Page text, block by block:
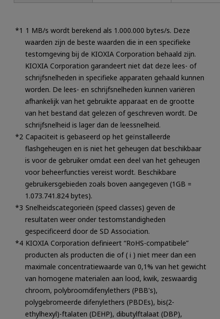
1 MB/s wordt berekend als 1.000.000 bytes/s. Deze
waarden zijn de beste waarden die in een specifieke
testomgeving bij de KIOXIA Corporation behaald zijn.
KIOXIA Corporation garandeert niet dat deze lees- of
schrijfsnelheden in specifieke apparaten gehaald kunnen
worden. De lees- en schrijfsnelheden kunnen variëren
afhankelijk van het gebruikte apparaat en de grootte
van het bestand dat gelezen of geschreven wordt. De
schrijfsnelheid is lager dan de leessnelheid.
Capaciteit is gebaseerd op het geïnstalleerde
flashgeheugen en is niet het geheugen dat beschikbaar
is voor de gebruiker omdat een deel van het geheugen
voor beheerfuncties vereist wordt. Beschikbare
gebruikersgebieden zoals boven aangegeven (1GB =
1.073.741.824 bytes).
Snelheidscategorieën (speed classes) geven de
resultaten weer onder testomstandigheden
gespecificeerd door de SD Association.
KIOXIA Corporation definieert “RoHS-compatibele”
producten als producten die of ( i ) niet meer dan een
maximale concentratiewaarde van 0,1% van het gewicht
van homogene materialen aan lood, kwik, zeswaardig
chroom, polybroomdifenylethers (PBB's),
polygebromeerde difenylethers (PBDEs), bis(2-
ethylhexyl)-ftalaten (DEHP), dibutylftalaat (DBP),